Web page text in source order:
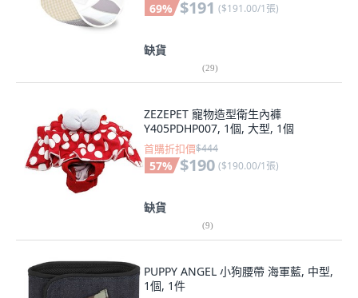
69% $191 ($191.00/1張)
缺貨
(29)
ZEZEPET 寵物造型衛生內褲
Y405PDHP007, 1個, 大型, 1個
首購折扣價$444
57% $190 ($190.00/1張)
缺貨
(9)
PUPPY ANGEL 小狗腰帶 海軍藍, 中型,
1個, 1件